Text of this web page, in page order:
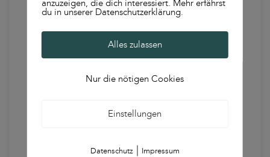
beschreiben – kurzes Mini-Entertainment,
welches nah am Produkt ist.
anzuzeigen, die dich interessiert. Mehr erfährst
du in unserer Datenschutzerklärung.
Alles zulassen
Nur die nötigen Cookies
Einstellungen
Datenschutz| Impressum